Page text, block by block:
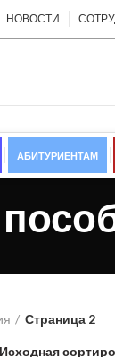
НОВОСТИ
АБИТУРИЕНТАМ
Страница 2